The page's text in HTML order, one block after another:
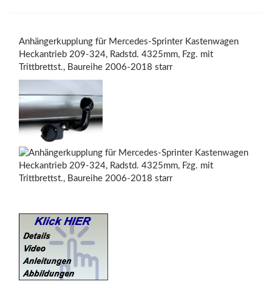
Anhängerkupplung für Mercedes-Sprinter Kastenwagen
Heckantrieb 209-324, Radstd. 4325mm, Fzg. mit
Trittbrettst., Baureihe 2006-2018 starr